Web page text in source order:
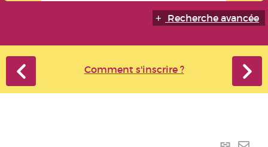
Recherche avancée
Comment s'inscrire ?
Lien